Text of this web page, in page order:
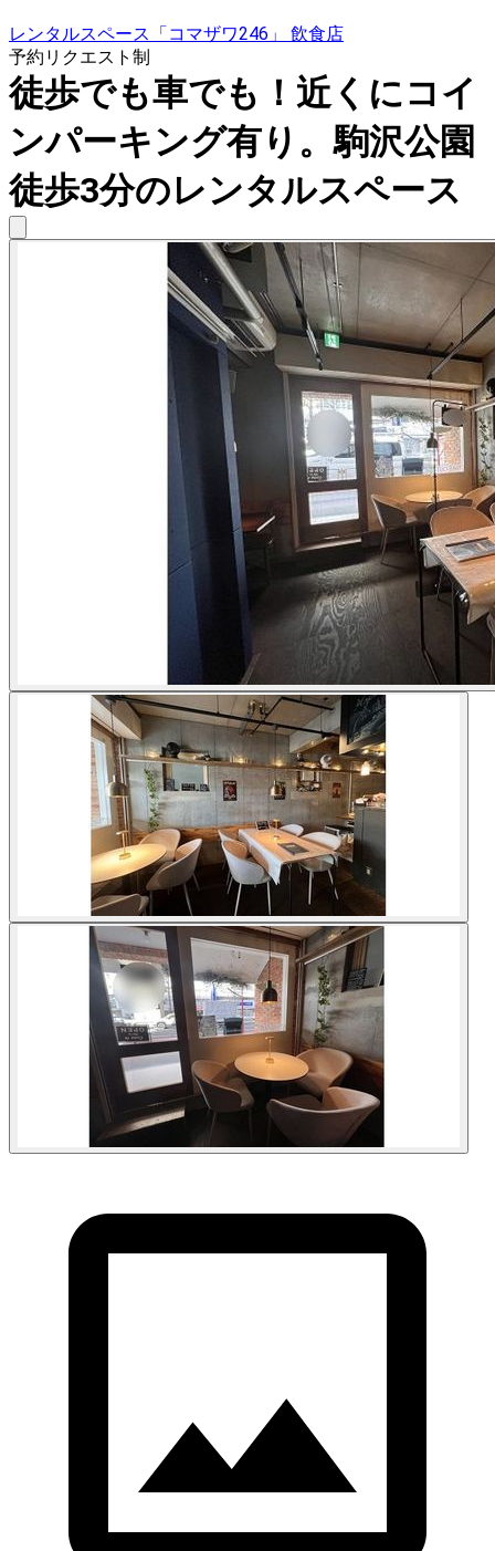
レンタルスペース「コマザワ246」 飲食店
予約リクエスト制
徒歩でも車でも！近くにコイ
ンパーキング有り。駒沢公園
徒歩3分のレンタルスペース